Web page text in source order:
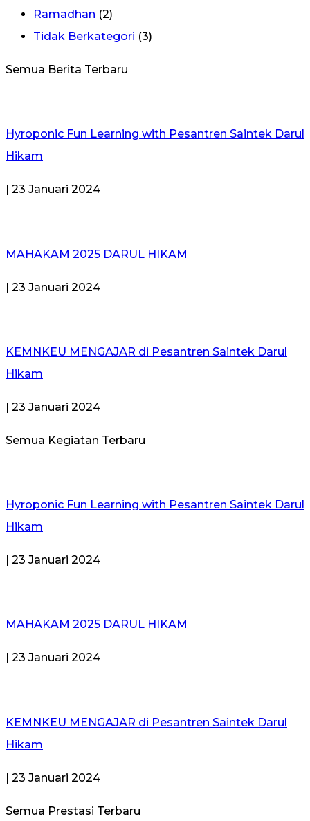
Ramadhan (2)
Tidak Berkategori (3)
Semua Berita Terbaru
Hyroponic Fun Learning with Pesantren Saintek Darul
Hikam
| 23 Januari 2024
MAHAKAM 2025 DARUL HIKAM
| 23 Januari 2024
KEMNKEU MENGAJAR di Pesantren Saintek Darul
Hikam
| 23 Januari 2024
Semua Kegiatan Terbaru
Hyroponic Fun Learning with Pesantren Saintek Darul
Hikam
| 23 Januari 2024
MAHAKAM 2025 DARUL HIKAM
| 23 Januari 2024
KEMNKEU MENGAJAR di Pesantren Saintek Darul
Hikam
| 23 Januari 2024
Semua Prestasi Terbaru